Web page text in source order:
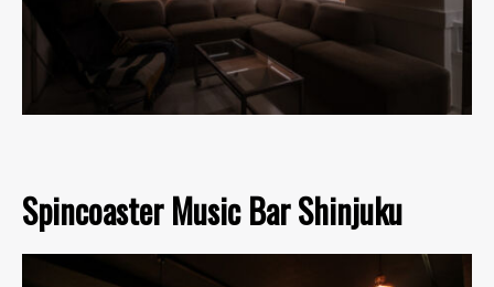
Spincoaster Music Bar Shinjuku